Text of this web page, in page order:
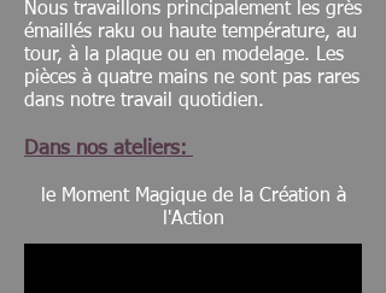
Nous travaillons principalement les grès
émaillés raku ou haute température, au
tour, à la plaque ou en modelage. Les
pièces à quatre mains ne sont pas rares
dans notre travail quotidien.
Dans nos ateliers:
le Moment Magique de la Création à
l'Action